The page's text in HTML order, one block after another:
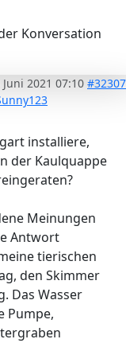
Konversation
Juni 2021 07:10 #32307
installiere,
der Kaulquappe
Meinungen
Antwort
tierischen
den Skimmer
Das Wasser
Pumpe,